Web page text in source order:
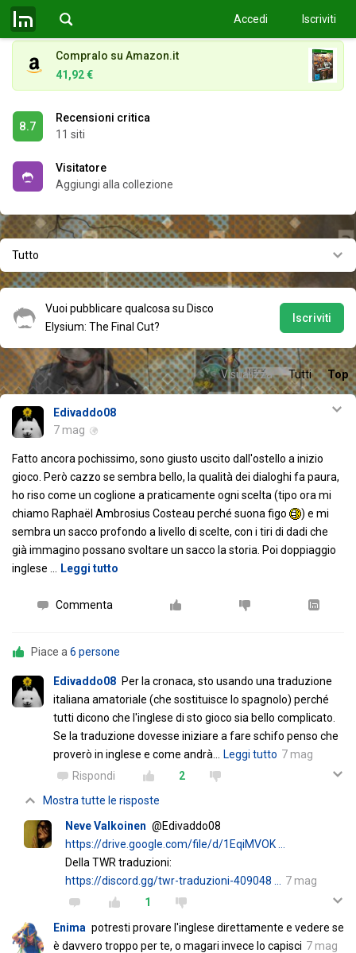
Accedi Iscriviti
a human being.
Compralo su Amazon.it
41,92 €
8.7
Recensioni critica
11 siti
Visitatore
Aggiungi alla collezione
Tutto
Vuoi pubblicare qualcosa su Disco
Elysium: The Final Cut?
Iscriviti
Visualizza Tutti Top
Edivaddo08
7 mag
Fatto ancora pochissimo, sono giusto uscito dall'ostello a inizio
gioco. Però cazzo se sembra bello, la qualità dei dialoghi fa paura,
ho riso come un coglione a praticamente ogni scelta (tipo ora mi
chiamo Raphaël Ambrosius Costeau perché suona figo
) e mi
sembra un sacco profondo a livello di scelte, con i tiri di dadi che
già immagino possano svoltare un sacco la storia. Poi doppiaggio
inglese
Leggi tutto
Commenta
Piace a 6 persone
Edivaddo08 Per la cronaca, sto usando una traduzione
italiana amatoriale (che sostituisce lo spagnolo) perché
tutti dicono che l'inglese di sto gioco sia bello complicato.
Se la traduzione dovesse iniziare a fare schifo penso che
proverò in inglese e come andrà
Leggi tutto 7 mag
Rispondi
2
Mostra tutte le risposte
Neve Valkoinen @Edivaddo08
https://drive.google.com/file/d/1EqiMVOK …
Della TWR traduzioni:
https://discord.gg/twr-traduzioni-409048 …
7 mag
1
Enima potresti provare l'inglese direttamente e vedere se
è davvero troppo per te, o magari invece lo capisci 7 mag